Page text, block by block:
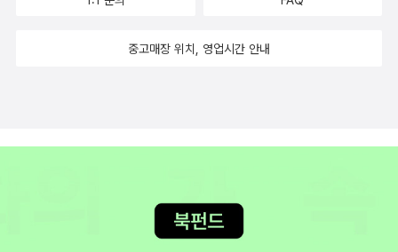
신의 역사가이자 정치가 에릭 윌리엄스의 글을 통해서 더욱 실감 있
혼란한 기운과 맞물려 노예무역에 대한 폐지에 다다른다.하지만 여전
도 노예제는 유지된다고 저자는 역설하고 되묻는다. 오늘날에도 노예
제란 말은 없어졌지만 실제 각 나라에는 여전히 노예로 살아가는 사
서 뿌듯한 마음이었고 역사에 관심이 있는 지인들에게적극 추천하고
못하였던것이다.또한 가격을 책정하기 위한 신체검사 및 기생충 방지
각무역의 내용을 살펴보면, 본국에서 노예를 사는 데 필요한 물건인
럼주 ·총포 ·화약 등을 싣고, 아프리카 서해안에 이르러 흑인노예와 교
법이 시행되고 노예들의 반란과정과 식민지 경쟁을 겪으며 진행되
년 쿠바, 1888년 브라질의 노예제가 폐지되면서 남북 아메리카의 노
을 벌기 위한 철저한 <일회용 도구>가 된다고 규정했다.신 노예제
의 희생양은 압도적으로 취약한 처지에 있는 여성과 아이들이다고 한
중고매장 위치, 영업시간 안내